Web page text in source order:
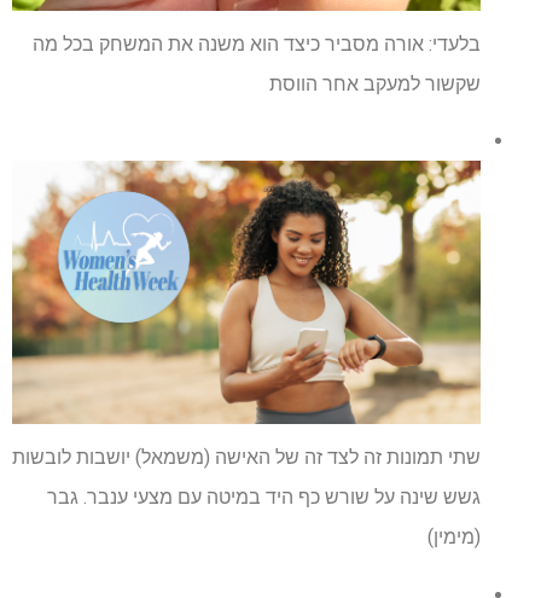
בלעדי: אורה מסביר כיצד הוא משנה את המשחק בכל מה
שקשור למעקב אחר הווסת
שתי תמונות זה לצד זה של האישה (משמאל) יושבות לובשות
גשש שינה על שורש כף היד במיטה עם מצעי ענבר. גבר
(מימין)